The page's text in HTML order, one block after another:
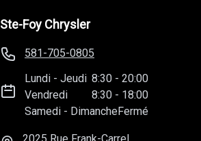
Ste-Foy Chrysler
581-705-0805
Lundi - Jeudi 8:30 - 20:00
Vendredi
8:30 - 18:00
Samedi - DimancheFermé